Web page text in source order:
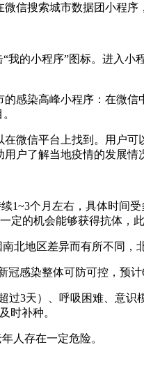
信搜索城市数据团小程序
我的小程序”图标。进入
感染高峰小程序：在微
微信平台上找到。用户
户了解当地疫情的发展情
1~3个月左右，具体时间
定的机会能够获得抗体，
北地区差异而有所不同，
冠感染整体可防可控，预
过3天）、呼吸困难、意
时补种。
人存在一定危险。